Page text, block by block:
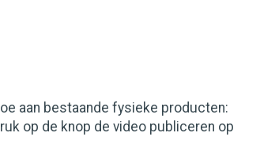
aan bestaande fysieke producten:
op de knop de video publiceren op